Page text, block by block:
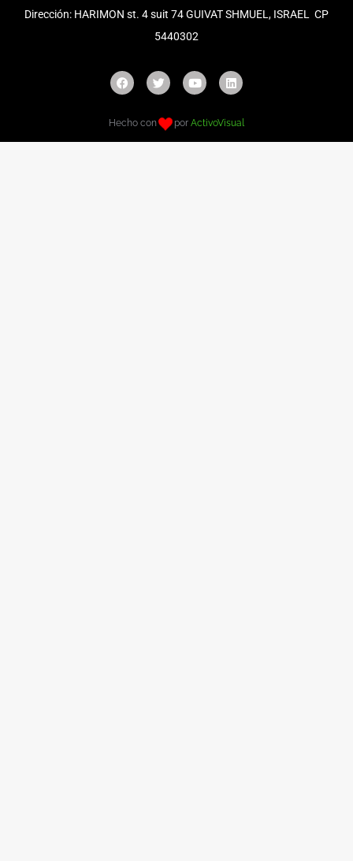
Dirección: HARIMON st. 4 suit 74 GUIVAT SHMUEL, ISRAEL CP
5440302
Hecho con por ActivoVisual